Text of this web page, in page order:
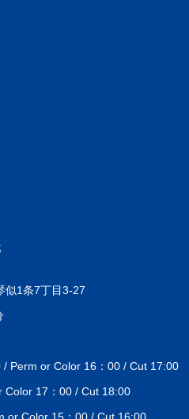
似1条7丁目3-27
Perm or Color 16：00 / Cut 17:00
Color 17：00 / Cut 18:00